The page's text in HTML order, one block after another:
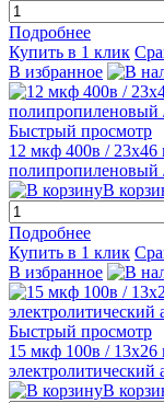
Подробнее
Купить в 1 клик
В избранное
Быстрый просмотр
12 мкф 400в / 23х46
полипропиленовый
В
Подробнее
Купить в 1 клик
В избранное
Быстрый просмотр
15 мкф 100в / 13х26
электролитический
В